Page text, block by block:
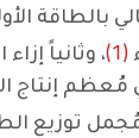
(1)
، وثانياً
توزيع